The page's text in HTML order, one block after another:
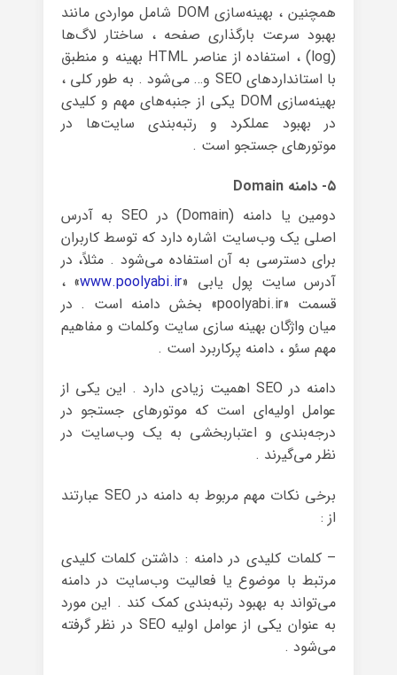
همچنین ، بهینه‌سازی DOM شامل مواردی مانند
بهبود سرعت بارگذاری صفحه ، ساختار لاگ‌ها
(log) ، استفاده از عناصر HTML بهینه و منطبق
با استانداردهای SEO و… می‌شود . به طور کلی ،
بهینه‌سازی DOM یکی از جنبه‌های مهم و کلیدی
در بهبود عملکرد و رتبه‌بندی سایت‌ها در
موتورهای جستجو است .
۵- دامنه Domain
دومین یا دامنه (Domain) در SEO به آدرس
اصلی یک وب‌سایت اشاره دارد که توسط کاربران
برای دسترسی به آن استفاده می‌شود . مثلاً، در
آدرس سایت پول یابی «www.poolyabi.ir» ،
قسمت «poolyabi.ir» بخش دامنه است . در
میان واژگان بهینه سازی سایت وکلمات و مفاهیم
مهم سئو ، دامنه پرکاربرد است .
دامنه در SEO اهمیت زیادی دارد . این یکی از
عوامل اولیه‌ای است که موتورهای جستجو در
درجه‌بندی و اعتباربخشی به یک وب‌سایت در
نظر می‌گیرند .
برخی نکات مهم مربوط به دامنه در SEO عبارتند
از :
– کلمات کلیدی در دامنه : داشتن کلمات کلیدی
مرتبط با موضوع یا فعالیت وب‌سایت در دامنه
می‌تواند به بهبود رتبه‌بندی کمک کند . این مورد
به عنوان یکی از عوامل اولیه SEO در نظر گرفته
می‌شود .